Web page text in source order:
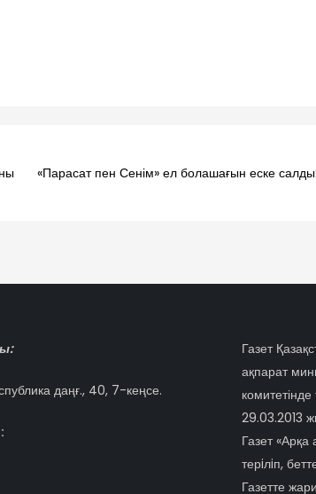
«Парасат пен Сенім» ел болашағын еске
даңғ., 40, 7-кеңсе.
Газет
ақпарат
29.03.2013
Газет
терiлiп,
Газетте